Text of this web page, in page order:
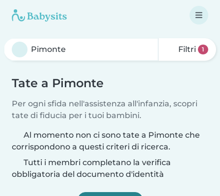
Filtri 1
Tate a Pimonte
Per ogni sfida nell'assistenza all'infanzia, scopri
tate di fiducia per i tuoi bambini.
Al momento non ci sono tate a Pimonte che
corrispondono a questi criteri di ricerca.
Tutti i membri completano la verifica
obbligatoria del documento d'identità